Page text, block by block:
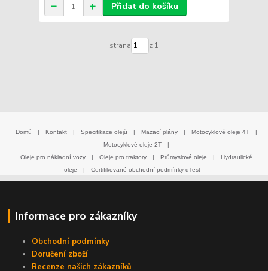
Přidat do košíku
strana z 1
Domů | Kontakt | Specifikace olejů | Mazací plány | Motocyklové oleje 4T
|
Motocyklové oleje 2T
|
Oleje pro nákladní vozy
| Oleje pro traktory | Průmyslové oleje |
Hydraulické
oleje
| Certifikované obchodní podmínky dTest
Informace pro zákazníky
Obchodní podmínky
Doručení zboží
Recenze našich zákazníků